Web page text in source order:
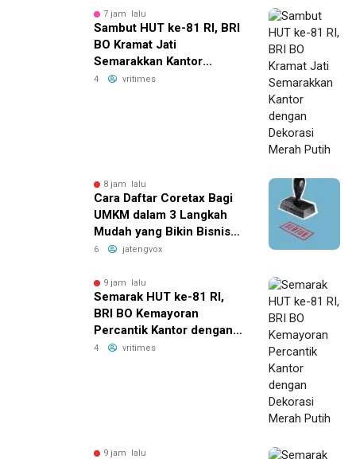
7 jam lalu
Sambut HUT ke-81 RI, BRI
BO Kramat Jati
Semarakkan Kantor
dengan Dekorasi Merah
4 vritimes
8 jam lalu
Cara Daftar Coretax Bagi
UMKM dalam 3 Langkah
Mudah yang Bikin Bisnis
Anda Lebih
6 jatengvox
9 jam lalu
Semarak HUT ke-81 RI,
BRI BO Kemayoran
Percantik Kantor dengan
Dekorasi Merah Putih
4 vritimes
9 jam lalu